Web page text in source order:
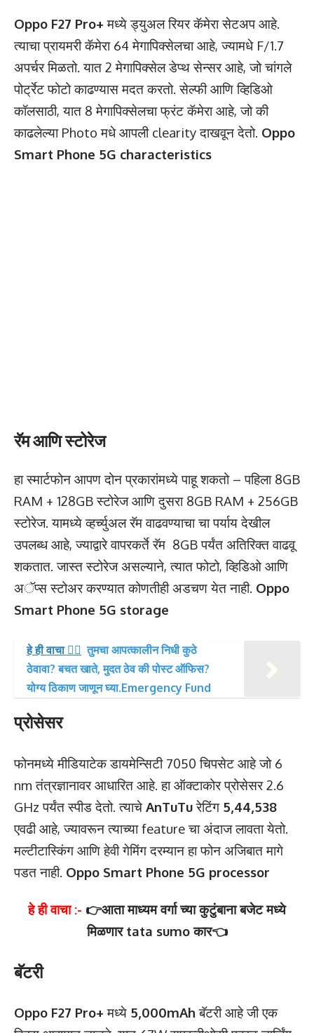
Oppo F27 Pro+ मध्ये ड्युअल रियर कॅमेरा सेटअप आहे.
त्याचा प्रायमरी कॅमेरा 64 मेगापिक्सेलचा आहे, ज्यामधे F/1.7
अपर्चर मिळतो. यात 2 मेगापिक्सेल डेप्थ सेन्सर आहे, जो चांगले
पोर्ट्रेट फोटो काढण्यास मदत करतो. सेल्फी आणि व्हिडिओ
कॉलसाठी, यात 8 मेगापिक्सेलचा फ्रंट कॅमेरा आहे, जो की
काढलेल्या Photo मधे आपली clearity दाखवून देतो. Oppo
Smart Phone 5G characteristics
रॅम आणि स्टोरेज
हा स्मार्टफोन आपण दोन प्रकारांमध्ये पाहू शकतो – पहिला 8GB
RAM + 128GB स्टोरेज आणि दुसरा 8GB RAM + 256GB
स्टोरेज. यामध्ये व्हर्च्युअल रॅम वाढवण्याचा चा पर्याय देखील
उपलब्ध आहे, ज्याद्वारे वापरकर्ते रॅम 8GB पर्यंत अतिरिक्त वाढवू
शकतात. जास्त स्टोरेज असल्याने, त्यात फोटो, व्हिडिओ आणि
अॅप्स स्टोअर करण्यात कोणतीही अडचण येत नाही. Oppo
Smart Phone 5G storage
हे ही वाचा 👉🏻 तुमचा आपत्कालीन निधी कुठे
ठेवावा? बचत खाते, मुदत ठेव की पोस्ट ऑफिस?
योग्य ठिकाण जाणून घ्या.Emergency Fund
प्रोसेसर
फोनमध्ये मीडियाटेक डायमेन्सिटी 7050 चिपसेट आहे जो 6
nm तंत्रज्ञानावर आधारित आहे. हा ऑक्टाकोर प्रोसेसर 2.6
GHz पर्यंत स्पीड देतो. त्याचे AnTuTuरेटिंग 5,44,538
एवढी आहे, ज्यावरून त्याच्या feature चा अंदाज लावता येतो.
मल्टीटास्किंग आणि हेवी गेमिंग दरम्यान हा फोन अजिबात मागे
पडत नाही. Oppo Smart Phone 5G processor
हे ही वाचा :- 👉आता माध्यम वर्गा च्या कुटुंबाना बजेट मध्ये
मिळणार tata sumo कार👈
बॅटरी
Oppo F27 Pro+ मध्ये 5,000mAh बॅटरी आहे जी एक